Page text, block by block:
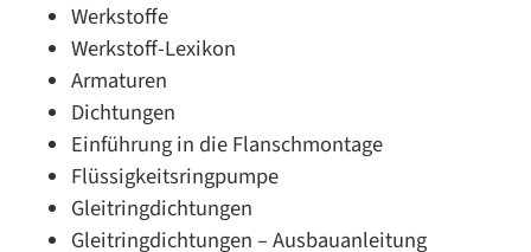
Werkstoffe
Werkstoff-Lexikon
Armaturen
Dichtungen
Einführung in die Flanschmontage
Flüssigkeitsringpumpe
Gleitringdichtungen
Gleitringdichtungen – Ausbauanleitung